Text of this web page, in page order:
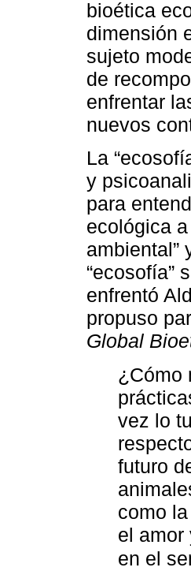
bioética
dimensión
sujeto
de
enfrentar
nuevos
La
y
para
ecológica
ambiental”
“ecosofía”
enfrentó
propuso
Global
¿Cómo
vez lo
futuro
como
el amor
en el